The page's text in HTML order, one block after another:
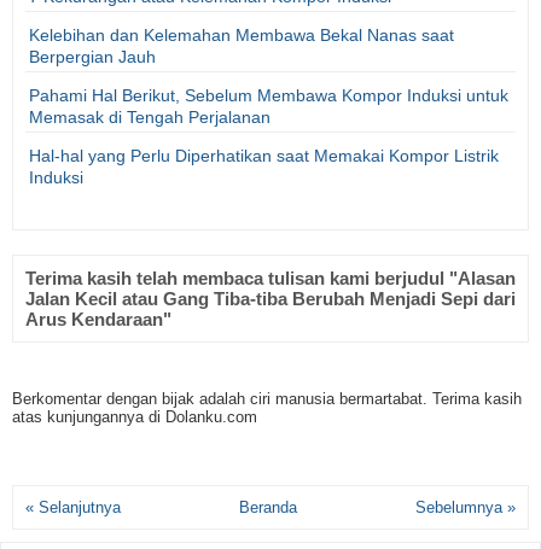
Kelebihan dan Kelemahan Membawa Bekal Nanas saat
Berpergian Jauh
Pahami Hal Berikut, Sebelum Membawa Kompor Induksi untuk
Memasak di Tengah Perjalanan
Hal-hal yang Perlu Diperhatikan saat Memakai Kompor Listrik
Induksi
Terima kasih telah membaca tulisan kami berjudul "Alasan
Jalan Kecil atau Gang Tiba-tiba Berubah Menjadi Sepi dari
Arus Kendaraan"
Berkomentar dengan bijak adalah ciri manusia bermartabat. Terima kasih
atas kunjungannya di Dolanku.com
« Selanjutnya Sebelumnya »
Beranda